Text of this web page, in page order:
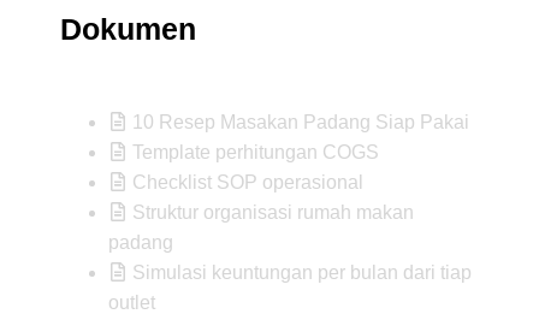
Dokumen
10 Resep Masakan Padang Siap Pakai
Template perhitungan COGS
Checklist SOP operasional
Struktur organisasi rumah makan
padang
Simulasi keuntungan per bulan dari tiap
outlet